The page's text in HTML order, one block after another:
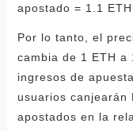
apostado = 1.1
Por lo tanto, el
cambia de 1 ETH a
ingresos de
usuarios canjearán
apostados en la